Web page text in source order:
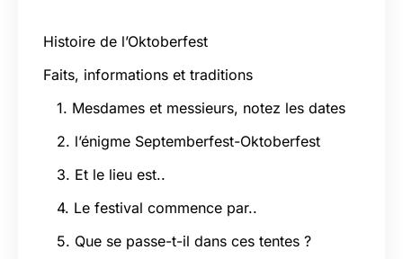
Histoire de l’Oktoberfest
Faits, informations et traditions
1. Mesdames et messieurs, notez les dates
2. l’énigme Septemberfest-Oktoberfest
3. Et le lieu est..
4. Le festival commence par..
5. Que se passe-t-il dans ces tentes ?